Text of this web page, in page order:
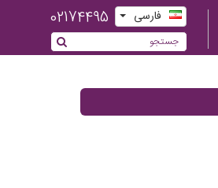
فارسی 02174495